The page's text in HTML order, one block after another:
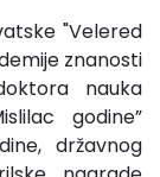
"Velered
znanosti
nauka
godine”
državnog